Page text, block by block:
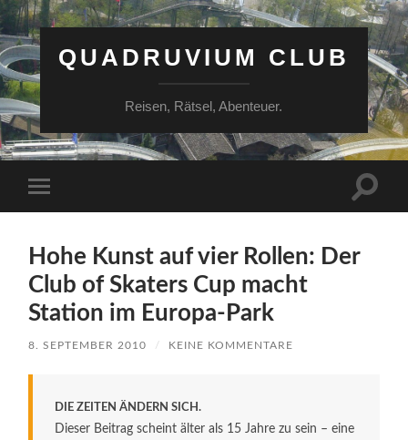
QUADRUVIUM CLUB
Reisen, Rätsel, Abenteuer.
Menü
Hohe Kunst auf vier Rollen: Der
Club of Skaters Cup macht
Station im Europa-Park
8. SEPTEMBER 2010 / KEINE KOMMENTARE
DIE ZEITEN ÄNDERN SICH.
Dieser Beitrag scheint älter als 15 Jahre zu sein – eine